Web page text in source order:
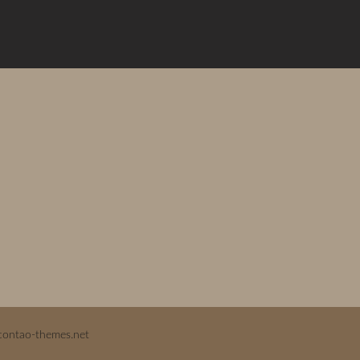
themes.net